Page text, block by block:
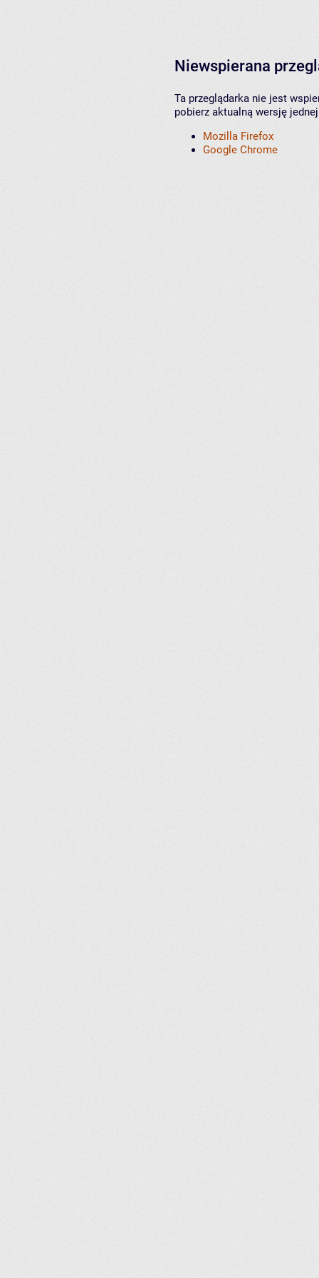
Niewspierana
Ta przeglądarka nie jest
pobierz aktualną wersję
Mozilla Firefox
Google Chrome